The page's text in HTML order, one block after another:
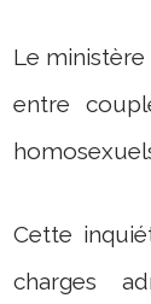
Le
entre
Cette
charges